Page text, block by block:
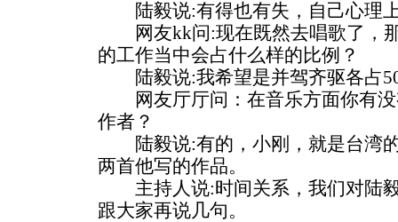
陆毅说:有得也有失，自己心理
网友kk问:现在既然去唱歌了，
的工作当中会占什么样的比例？
陆毅说:我希望是并驾齐驱各占
网友厅厅问：在音乐方面你有没
作者？
陆毅说:有的，小刚，就是台湾的
两首他写的作品。
主持人说:时间关系，我们对陆毅
跟大家再说几句。